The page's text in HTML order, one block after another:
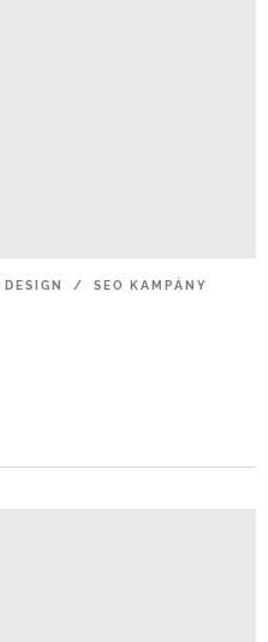
DESIGN / SEO KAMPÁNY